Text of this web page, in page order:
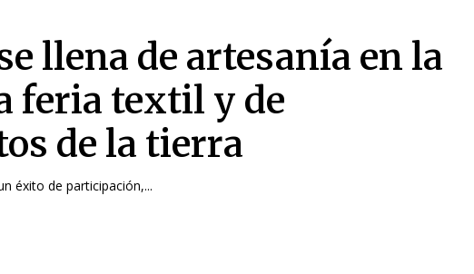
llena de artesanía en la
feria textil y de
de la tierra
éxito de participación,...